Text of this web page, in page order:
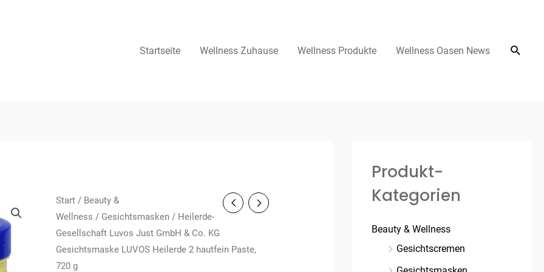
Startseite Wellness Zuhause Wellness Produkte Wellness Oasen News
Start/ Beauty &
Wellness / Gesichtsmasken/ Heilerde-
Gesellschaft Luvos Just GmbH & Co. KG
Gesichtsmaske LUVOS Heilerde 2 hautfein Paste,
720 g
Produkt-
Kategorien
Beauty & Wellness
Gesichtscremen